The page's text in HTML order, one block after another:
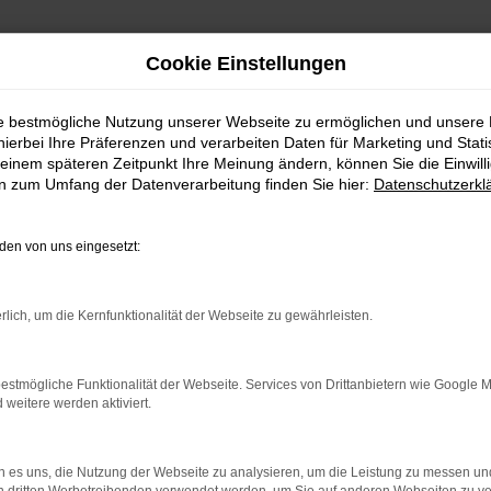
im Autohaus an
im Autohaus an der B13
sich für dieses Modell interessieren, steigen Sie in ein
wartet der Škoda Superb mit einer
Superb als eines der überzeugendsten Fahrzeuge
Neuwagen wie eine Tageszulassung, sowohl
Cookie Einstellungen
bestmögliche Nutzung unserer Webseite zu ermöglichen und unsere
Ihre Präferenzen und verarbeiten Daten für Marketing und
späteren Zeitpunkt Ihre Meinung ändern, können Sie die
zum Umfang der Datenverarbeitung finden Sie hier:
von uns eingesetzt:
um die Kernfunktionalität der Webseite zu gewährleisten.
Funktionalität der Webseite. Services von Drittanbietern wie Google
weitere werden aktiviert.
es uns, die Nutzung der Webseite zu analysieren, um die Leistung zu messen